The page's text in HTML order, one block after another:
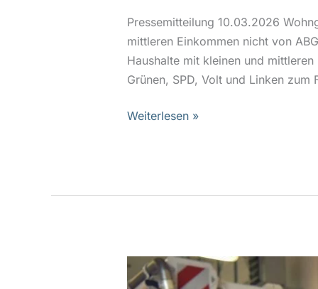
Pressemitteilung 10.03.2026
mittleren Einkommen nicht von
Haushalte mit kleinen und
Grünen, SPD, Volt und Linken
Weiterlesen »
Frankfurt
braucht